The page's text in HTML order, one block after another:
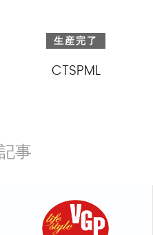
生産完了
CTSPML
事